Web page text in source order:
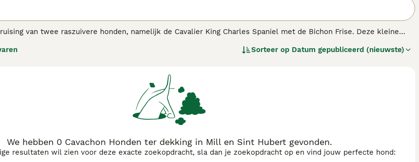
van twee raszuivere honden, namelijk de Cavalier King Charles Spaniel met de Bichon Frise. Deze kleine
worden niet erkend als ras door de Raad van Beheer. Er zijn wel rasverenigingen opgericht in vele landen
voor informatie over dit hondenras.
Sorteer op Datum gepubliceerd (nieuwste)
We hebben 0 Cavachon Honden ter dekking in Mill en Sint Hubert gevonden.
resultaten wil zien voor deze exacte zoekopdracht, sla dan je zoekopdracht op en vind jouw perfecte hond: